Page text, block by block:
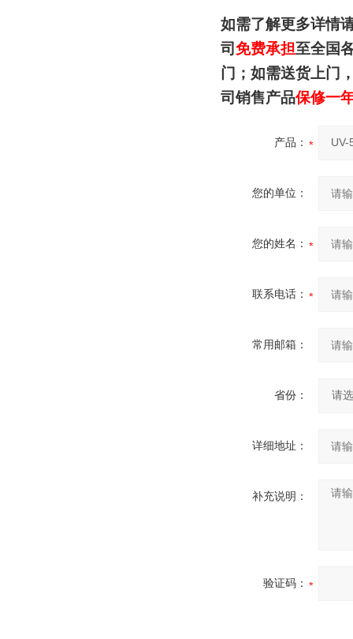
如需了解更多详情
司免费承担至全国
门；如需送货上门
司销售产品保修一
产品：
您的单位：
您的姓名：
联系电话：
常用邮箱：
省份：
详细地址：
补充说明：
验证码：